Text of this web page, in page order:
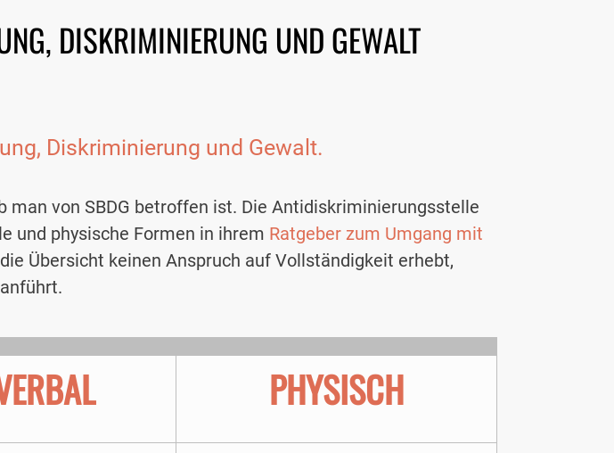
DISKRIMINIERUNG UND GEWALT
Diskriminierung und Gewalt.
man von SBDG betroffen ist. Die Antidiskriminierungsstelle
und physische Formen in ihrem Ratgeber zum Umgang mit
Übersicht keinen Anspruch auf Vollständigkeit erhebt,
PHYSISCH